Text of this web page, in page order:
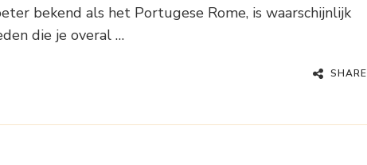
bekend als het Portugese Rome, is waarschijnlijk
die je overal …
SHARE